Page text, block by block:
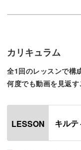
ル。
細かい粒子がうる
カリキュラム
全1回のレッスンで構
何度でも動画を見返す
LESSON キルテ